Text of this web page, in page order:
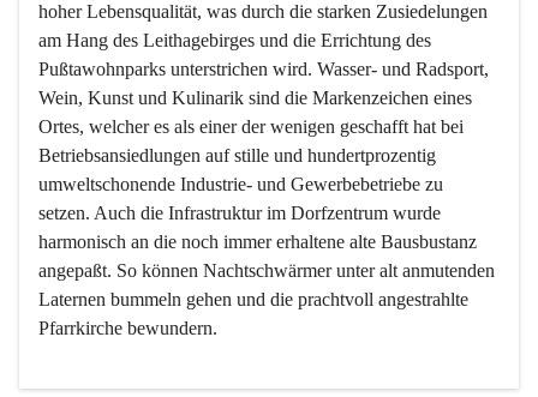
hoher Lebensqualität, was durch die starken Zusiedelungen
am Hang des Leithagebirges und die Errichtung des
Pußtawohnparks unterstrichen wird. Wasser- und Radsport,
Wein, Kunst und Kulinarik sind die Markenzeichen eines
Ortes, welcher es als einer der wenigen geschafft hat bei
Betriebsansiedlungen auf stille und hundertprozentig
umweltschonende Industrie- und Gewerbebetriebe zu
setzen. Auch die Infrastruktur im Dorfzentrum wurde
harmonisch an die noch immer erhaltene alte Bausbustanz
angepaßt. So können Nachtschwärmer unter alt anmutenden
Laternen bummeln gehen und die prachtvoll angestrahlte
Pfarrkirche bewundern.
Der Weinbau dominert heute nicht mehr, ist aber integrativer